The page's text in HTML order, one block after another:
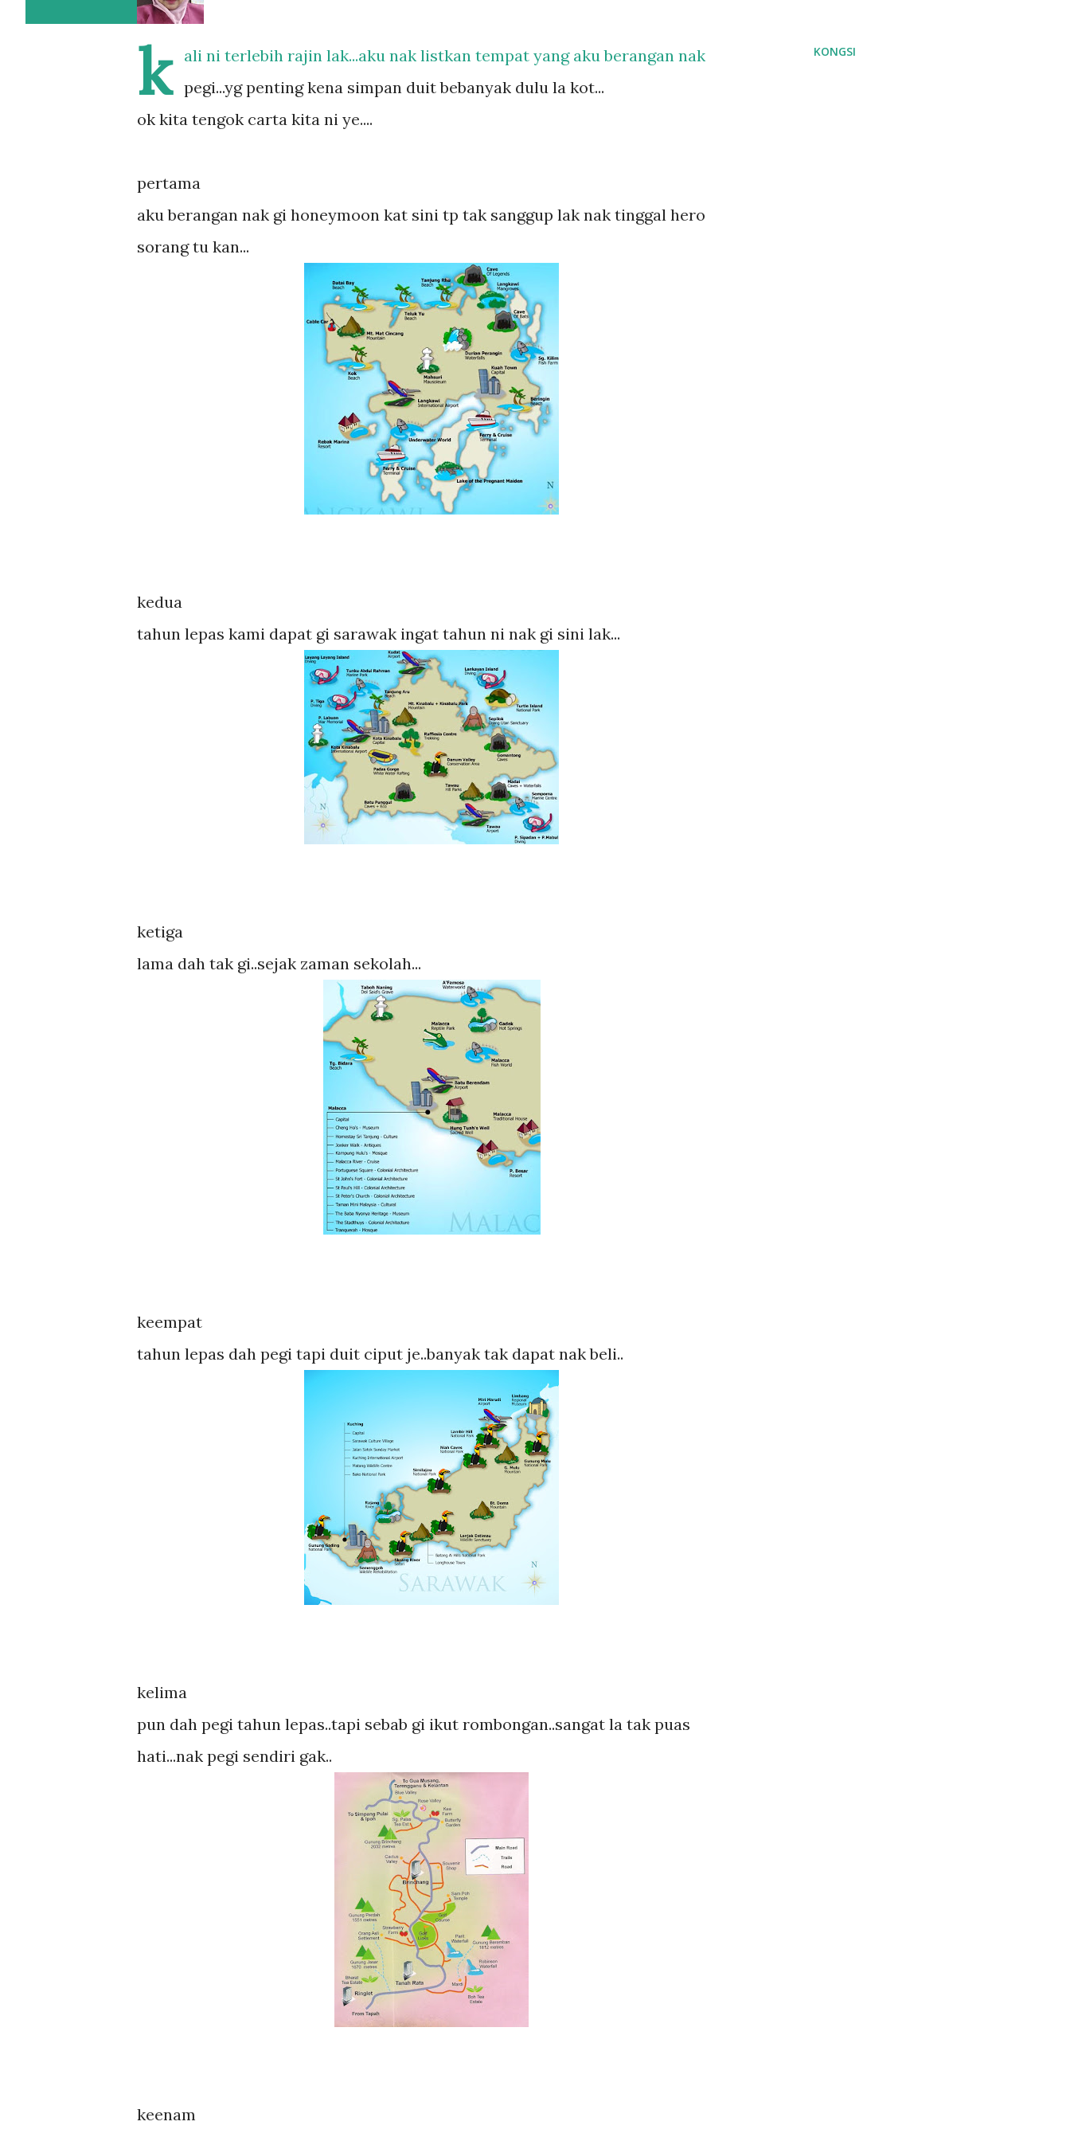
k
ali ni terlebih rajin lak...aku nak listkan tempat yang aku berangan nak
pegi...yg penting kena simpan duit bebanyak dulu la kot...
ok kita tengok carta kita ni ye....
pertama
aku berangan nak gi honeymoon kat sini tp tak sanggup lak nak tinggal hero
sorang tu kan...
kedua
tahun lepas kami dapat gi sarawak ingat tahun ni nak gi sini lak...
ketiga
lama dah tak gi..sejak zaman sekolah...
keempat
tahun lepas dah pegi tapi duit ciput je..banyak tak dapat nak beli..
kelima
pun dah pegi tahun lepas..tapi sebab gi ikut rombongan..sangat la tak puas
hati...nak pegi sendiri gak..
keenam
KONGSI